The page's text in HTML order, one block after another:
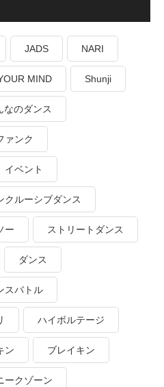
JADS NARI
MIND Shunji
なのダンス
ァンク
イベント
クルーシブダンス
ー ストリートダンス
ダンス
スバトル
ハイボルテージ
ン ブレイキン
ークゾーン